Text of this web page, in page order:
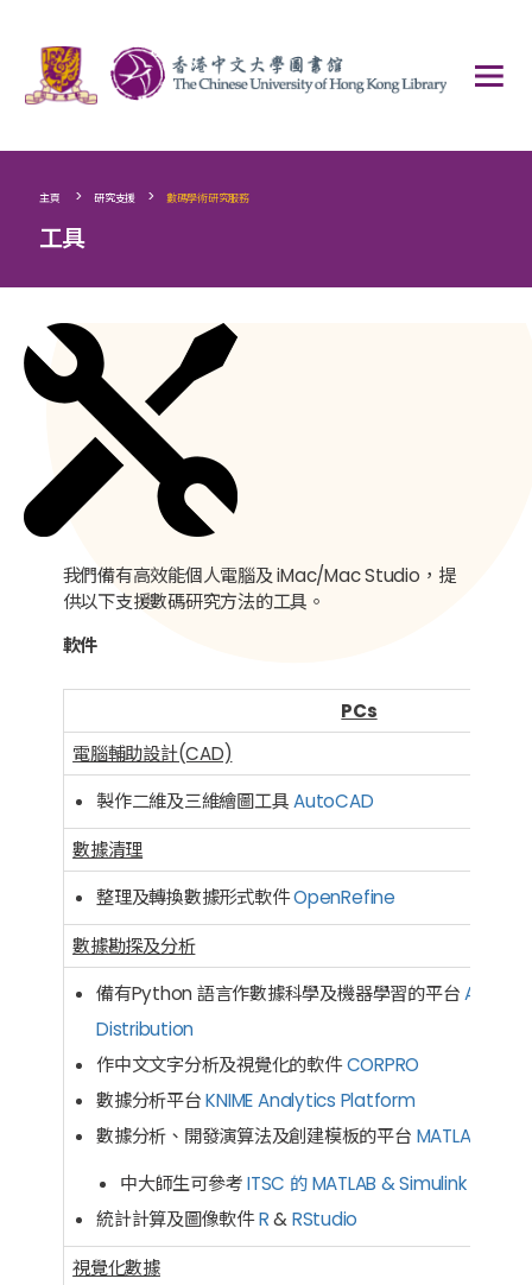
主頁 > 研究支援 > 數碼學術研究服務
工具
我們備有高效能個人電腦及 iMac/Mac Studio，提
供以下支援數碼研究方法的工具。
軟件
PCs
電腦輔助設計(CAD)
製作二維及三維繪圖工具AutoCAD
數據清理
整理及轉換數據形式軟件OpenRefine
數據勘探及分析
備有Python 語言作數據科學及機器學習的平台
Distribution
作中文文字分析及視覺化的軟件CORPRO
數據分析平台KNIME Analytics Platform
數據分析、開發演算法及創建模板的平台 MATLAB
中大師生可參考ITSC 的 MATLAB & Simulink 網頁
統計計算及圖像軟件R&RStudio
視覺化數據